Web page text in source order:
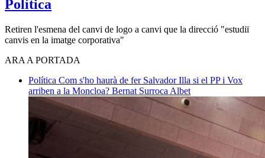
Política
Retiren l'esmena del canvi de logo a canvi que la direcció "estudiï
canvis en la imatge corporativa"
ARA A PORTADA
Política Com s'ho haurà de fer Salvador Illa si el PP i Vox
arriben a la Moncloa? Bernat Surroca Albet